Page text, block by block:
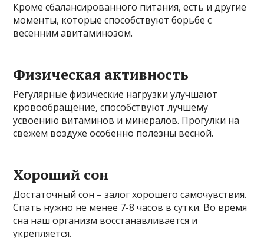
Кроме сбалансированного питания, есть и другие
моменты, которые способствуют борьбе с
весенним авитаминозом.
Физическая активность
Регулярные физические нагрузки улучшают
кровообращение, способствуют лучшему
усвоению витаминов и минералов. Прогулки на
свежем воздухе особенно полезны весной.
Хороший сон
Достаточный сон – залог хорошего самочувствия.
Спать нужно не менее 7-8 часов в сутки. Во время
сна наш организм восстанавливается и
укрепляется.